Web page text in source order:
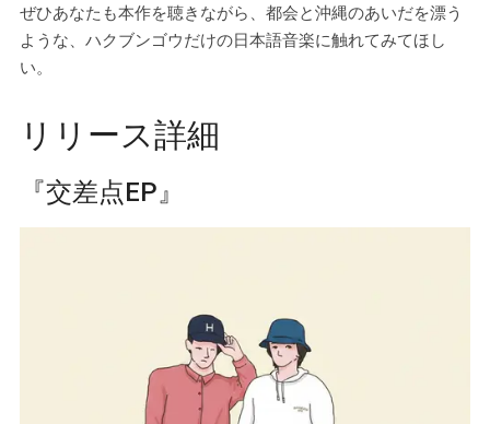
ぜひあなたも本作を聴きながら、都会と沖縄のあいだを漂う
ような、ハクブンゴウだけの日本語音楽に触れてみてほし
い。
リリース詳細
『交差点EP』